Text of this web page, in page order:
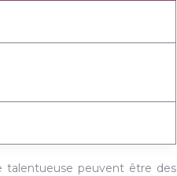
talentueuse peuvent être des